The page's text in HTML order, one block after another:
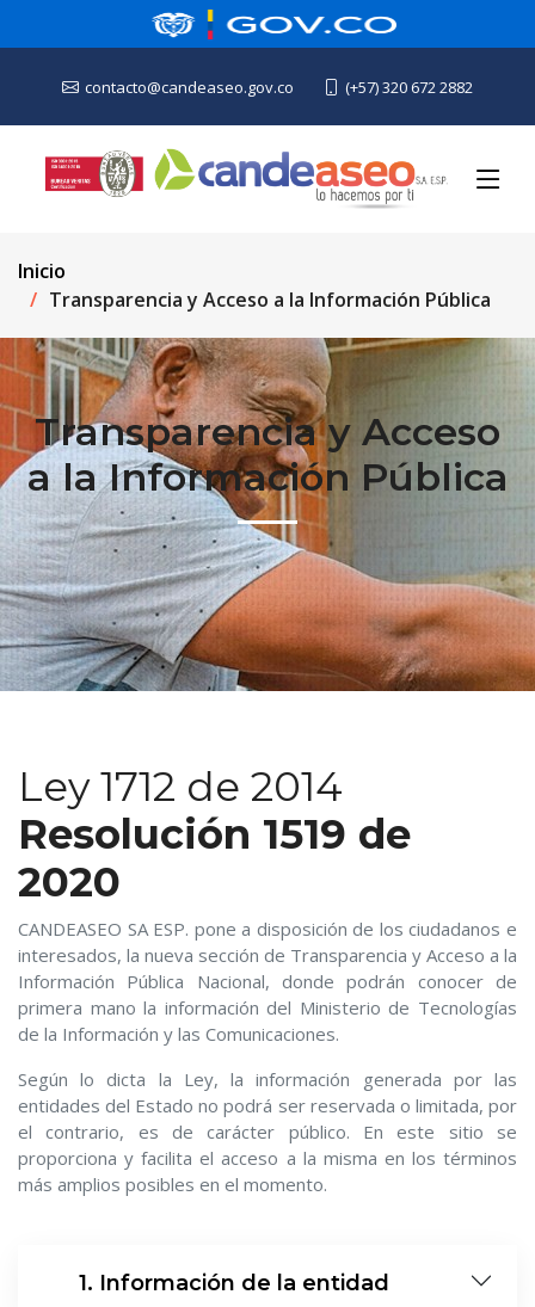
contacto@candeaseo.gov.co (+57) 320 672 2882
Inicio
Transparencia y Acceso a la Información Pública
Transparencia y Acceso
a la Información Pública
Ley 1712 de 2014
Resolución 1519 de
2020
CANDEASEO SA ESP. pone a disposición de los ciudadanos e
interesados, la nueva sección de Transparencia y Acceso a la
Información Pública Nacional, donde podrán conocer de
primera mano la información del Ministerio de Tecnologías
de la Información y las Comunicaciones.
Según lo dicta la Ley, la información generada por las
entidades del Estado no podrá ser reservada o limitada, por
el contrario, es de carácter público. En este sitio se
proporciona y facilita el acceso a la misma en los términos
más amplios posibles en el momento.
1. Información de la entidad